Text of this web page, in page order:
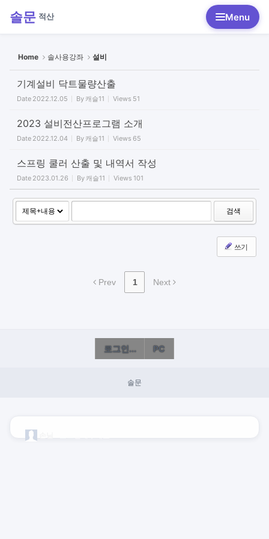
Menu
Home 솔사용강좌 설비
기계설비 닥트물량산출
Date 2022.12.05 By 캐슬11 Views 51
2023 설비전산프로그램 소개
Date 2022.12.04 By 캐슬11 Views 65
스프링 쿨러 산출 및 내역서 작성
Date 2023.01.26 By 캐슬11 Views 101
검색
쓰기
Prev 1 Next
로그인... PC
솔문
Sketchbook5, 스케치북5
Sketchbook5, 스케치북5